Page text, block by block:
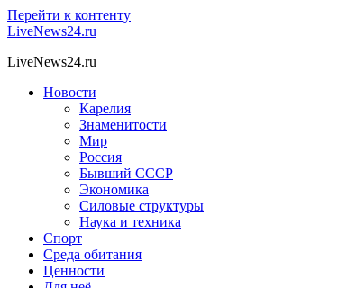
Перейти к контенту
LiveNews24.ru
LiveNews24.ru
Новости
Карелия
Знаменитости
Мир
Россия
Бывший СССР
Экономика
Силовые структуры
Наука и техника
Спорт
Среда обитания
Ценности